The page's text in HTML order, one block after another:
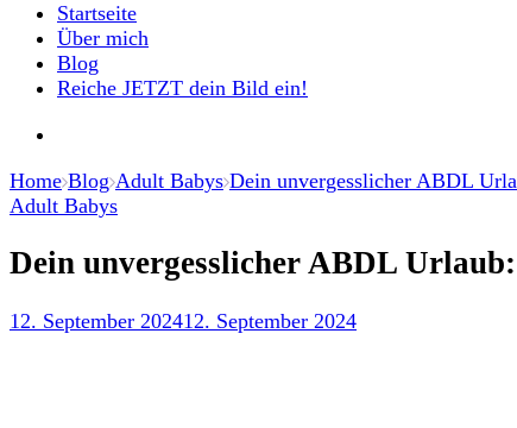
Startseite
Über mich
Blog
Reiche JETZT dein Bild ein!
Home Blog Adult Babys Dein unvergesslicher ABDL
Adult Babys
Dein unvergesslicher ABDL
12. September 202412. September 2024